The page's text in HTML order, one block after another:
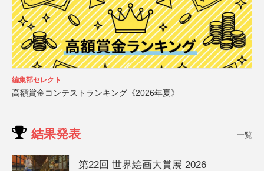
編集部セレクト
高額賞金コンテストランキング《2026年夏》
結果発表 一覧
第22回 世界絵画大賞展 2026